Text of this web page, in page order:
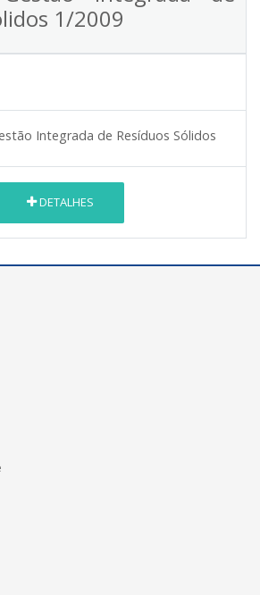
1/2009
Integrada de Resíduos Sólidos
DETALHES